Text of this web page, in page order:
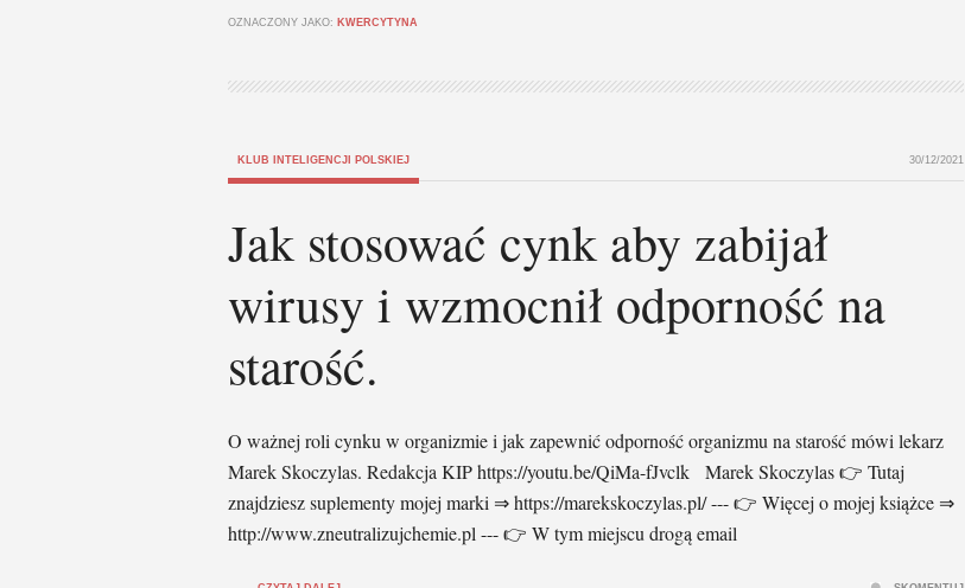
OZNACZONY JAKO: KWERCYTYNA
KLUB INTELIGENCJI POLSKIEJ 30/12/2021
Jak stosować cynk aby zabijał
wirusy i wzmocnił odporność na
starość.
O ważnej roli cynku w organizmie i jak zapewnić odporność organizmu na starość mówi lekarz
Marek Skoczylas. Redakcja KIP https://youtu.be/QiMa-fJvclk Marek Skoczylas 👉 Tutaj
znajdziesz suplementy mojej marki ⇒ https://marekskoczylas.pl/ --- 👉 Więcej o mojej książce ⇒
http://www.zneutralizujchemie.pl --- 👉 W tym miejscu drogą email